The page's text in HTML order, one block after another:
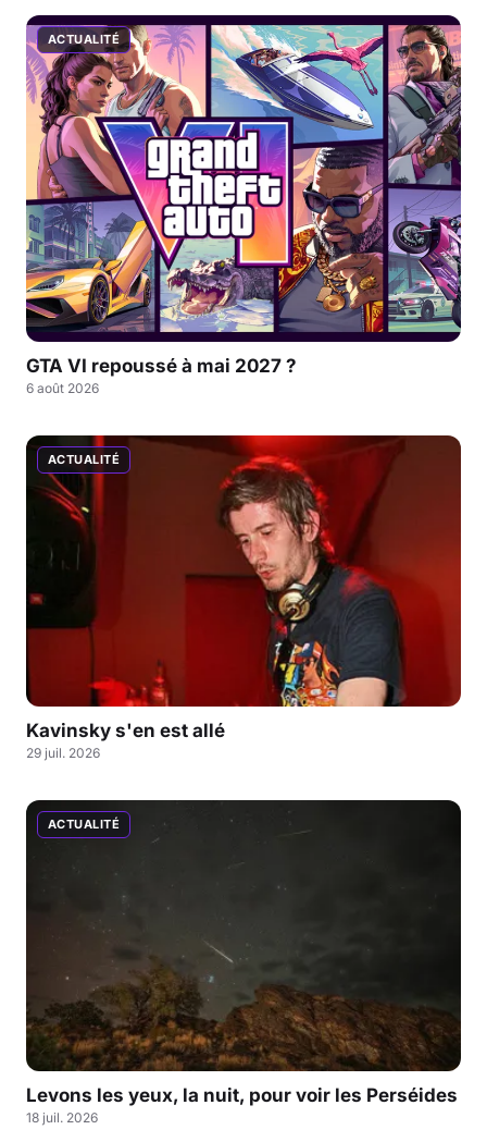
ACTUALITÉ
GTA VI repoussé à mai 2027 ?
6 août 2026
ACTUALITÉ
Kavinsky s'en est allé
29 juil. 2026
ACTUALITÉ
Levons les yeux, la nuit, pour voir les Perséides
18 juil. 2026